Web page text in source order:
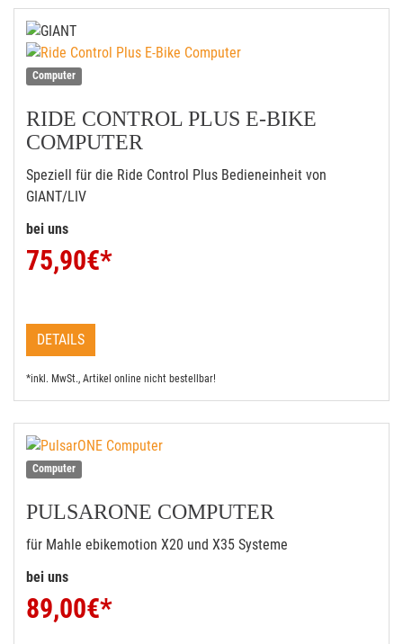
Computer
RIDE CONTROL PLUS E-BIKE
COMPUTER
Speziell für die Ride Control Plus Bedieneinheit von
GIANT/LIV
bei uns
75,90€*
DETAILS
*inkl. MwSt., Artikel online nicht bestellbar!
Computer
PULSARONE COMPUTER
für Mahle ebikemotion X20 und X35 Systeme
bei uns
89,00€*